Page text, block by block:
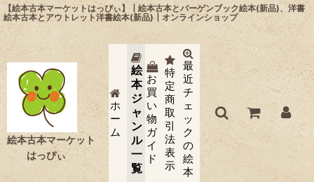
【絵本古本マーケットはっぴぃ】┃絵本古本とバーゲンブック絵本(新品)、洋書
絵本古本とアウトレット洋書絵本(新品)┃オンラインショップ
絵本古本マーケット
はっぴぃ
ホ
ー
ム
絵
本
ジ
ャ
ン
ル
一
覧
お
買
い
物
ガ
イ
ド
特
定
商
取
引
法
表
示
最
近
チ
ェ
ッ
ク
の
絵
本